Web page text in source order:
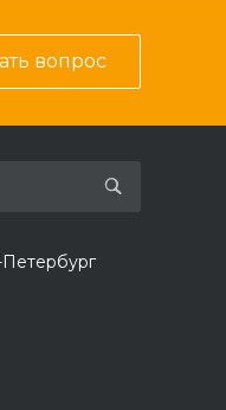
вопрос
Петербург